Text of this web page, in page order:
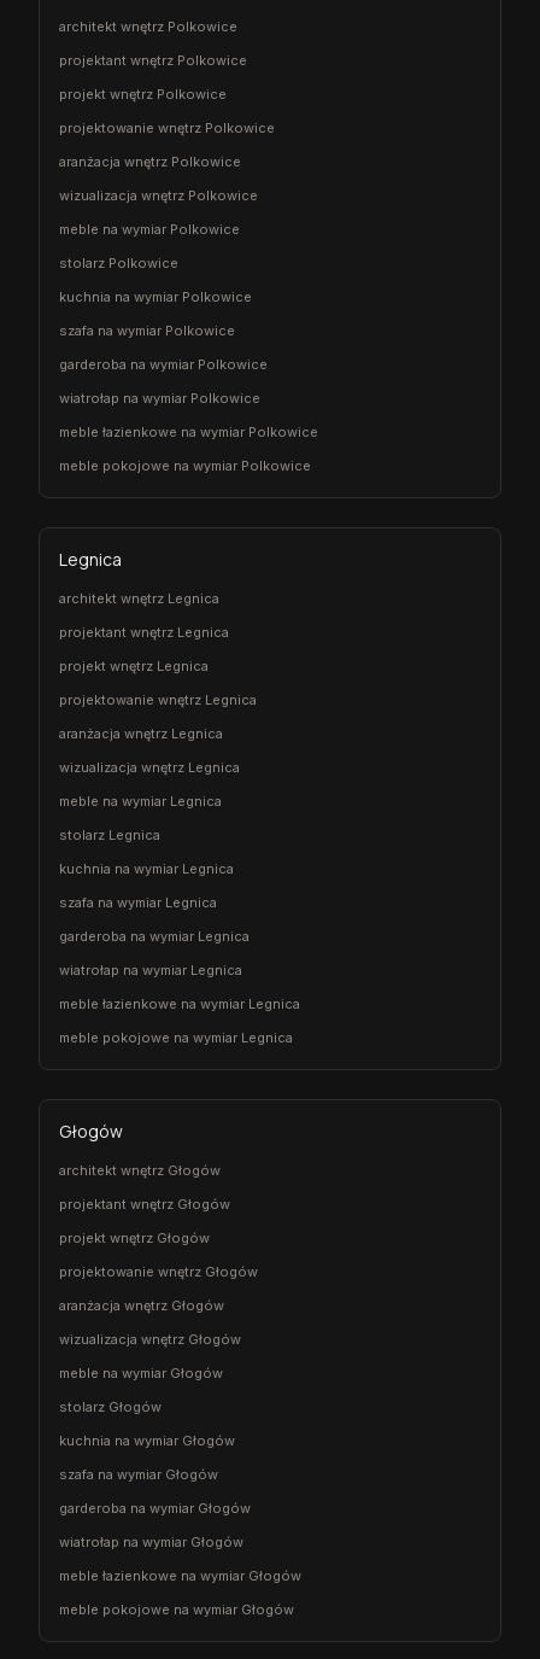
architekt wnętrz Polkowice
projektant wnętrz Polkowice
projekt wnętrz Polkowice
projektowanie wnętrz Polkowice
aranżacja wnętrz Polkowice
wizualizacja wnętrz Polkowice
meble na wymiar Polkowice
stolarz Polkowice
kuchnia na wymiar Polkowice
szafa na wymiar Polkowice
garderoba na wymiar Polkowice
wiatrołap na wymiar Polkowice
meble łazienkowe na wymiar Polkowice
meble pokojowe na wymiar Polkowice
Legnica
architekt wnętrz Legnica
projektant wnętrz Legnica
projekt wnętrz Legnica
projektowanie wnętrz Legnica
aranżacja wnętrz Legnica
wizualizacja wnętrz Legnica
meble na wymiar Legnica
stolarz Legnica
kuchnia na wymiar Legnica
szafa na wymiar Legnica
garderoba na wymiar Legnica
wiatrołap na wymiar Legnica
meble łazienkowe na wymiar Legnica
meble pokojowe na wymiar Legnica
Głogów
architekt wnętrz Głogów
projektant wnętrz Głogów
projekt wnętrz Głogów
projektowanie wnętrz Głogów
aranżacja wnętrz Głogów
wizualizacja wnętrz Głogów
meble na wymiar Głogów
stolarz Głogów
kuchnia na wymiar Głogów
szafa na wymiar Głogów
garderoba na wymiar Głogów
wiatrołap na wymiar Głogów
meble łazienkowe na wymiar Głogów
meble pokojowe na wymiar Głogów